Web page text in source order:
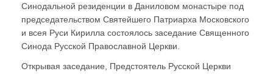
Синодальной резиденции в Даниловом монастыре под
председательством Святейшего Патриарха Московского
и всея Руси Кирилла состоялось заседание Священного
Синода Русской Православной Церкви.
Открывая заседание, Предстоятель Русской Церкви